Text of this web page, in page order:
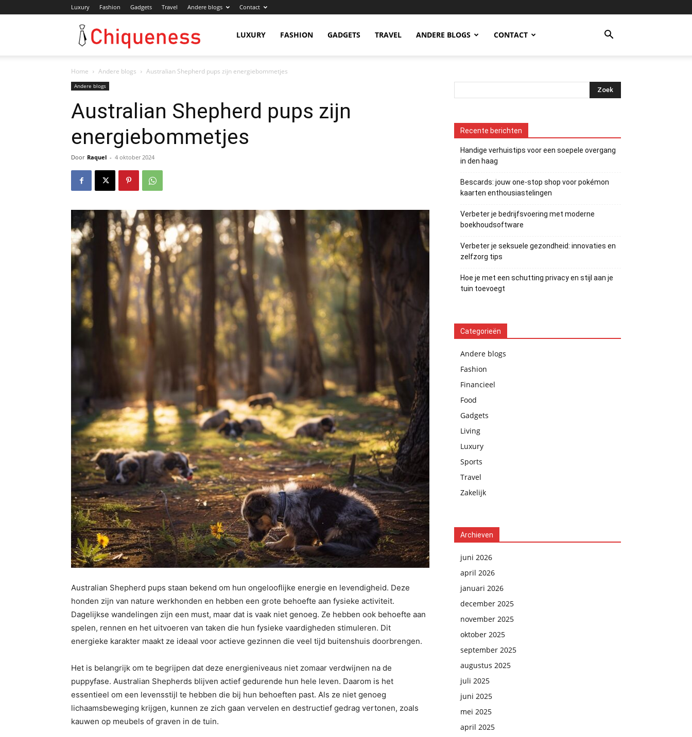
Luxury Fashion Gadgets Travel Andere blogs Contact
ChiquenessLUXURY FASHION GADGETS TRAVEL ANDERE BLOGS CONTACT
Home Andere blogs Australian Shepherd pups zijn energiebommetjes
Andere blogs
Australian Shepherd pups zijn
energiebommetjes
Door Raquel - 4 oktober 2024
Australian Shepherd pups staan bekend om hun ongelooflijke energie en levendigheid. Deze
honden zijn van nature werkhonden en hebben een grote behoefte aan fysieke activiteit.
Dagelijkse wandelingen zijn een must, maar dat is vaak niet genoeg. Ze hebben ook behoefte aan
spelen, rennen en het uitvoeren van taken die hun fysieke vaardigheden stimuleren. Dit
energieke karakter maakt ze ideaal voor actieve gezinnen die veel tijd buitenshuis doorbrengen.
Het is belangrijk om te begrijpen dat deze energieniveaus niet zomaar verdwijnen na de
puppyfase. Australian Shepherds blijven actief gedurende hun hele leven. Daarom is het
essentieel om een levensstijl te hebben die bij hun behoeften past. Als ze niet genoeg
lichaamsbeweging krijgen, kunnen ze zich gaan vervelen en destructief gedrag vertonen, zoals
kauwen op meubels of graven in de tuin.
Recente berichten
Handige verhuistips voor een soepele overgang
in den haag
Bescards: jouw one-stop shop voor pokémon
kaarten enthousiastelingen
Verbeter je bedrijfsvoering met moderne
boekhoudsoftware
Verbeter je seksuele gezondheid: innovaties en
zelfzorg tips
Hoe je met een schutting privacy en stijl aan je
tuin toevoegt
Categorieën
Andere blogs
Fashion
Financieel
Food
Gadgets
Living
Luxury
Sports
Travel
Zakelijk
Archieven
juni 2026
april 2026
januari 2026
december 2025
november 2025
oktober 2025
september 2025
augustus 2025
juli 2025
juni 2025
mei 2025
april 2025